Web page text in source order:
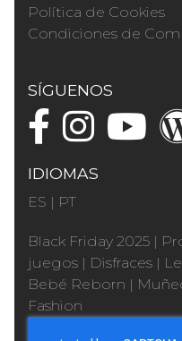
Política de Cookies
Condiciones de
SÍGUENOS
IDIOMAS
ES | PT
Black Friday 2025 |
juegos | Disfraces |
Bebé Reborn |
Fashion